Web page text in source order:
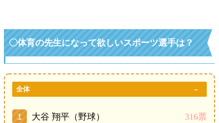
〇体育の先生になって欲しいスポーツ選手は？
全体
大谷 翔平（野球） 316票